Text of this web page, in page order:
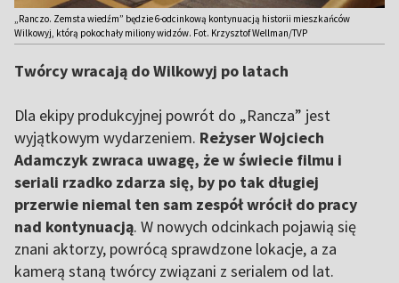
„Ranczo. Zemsta wiedźm” będzie 6-odcinkową kontynuacją historii mieszkańców
Wilkowyj, którą pokochały miliony widzów. Fot. Krzysztof Wellman/TVP
Twórcy wracają do Wilkowyj po latach
Dla ekipy produkcyjnej powrót do „Rancza” jest
wyjątkowym wydarzeniem. Reżyser Wojciech
Adamczyk zwraca uwagę, że w świecie filmu i
seriali rzadko zdarza się, by po tak długiej
przerwie niemal ten sam zespół wrócił do pracy
nad kontynuacją. W nowych odcinkach pojawią się
znani aktorzy, powrócą sprawdzone lokacje, a za
kamerą staną twórcy związani z serialem od lat.